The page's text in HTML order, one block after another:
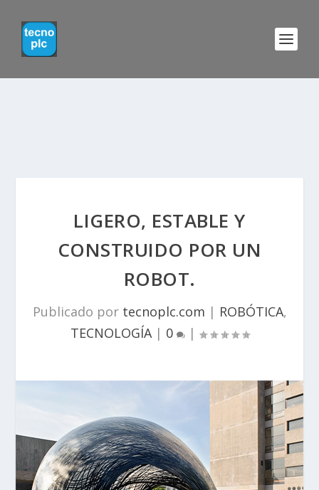
LIGERO, ESTABLE Y
CONSTRUIDO POR UN
ROBOT.
Publicado por tecnoplc.com | ROBÓTICA,
TECNOLOGÍA| 0 |